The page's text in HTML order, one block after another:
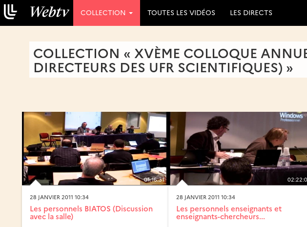
COLLECTION TOUTES LES VIDÉOS LES DIRECTS
COLLECTION « XVÈME COLLOQUE
DIRECTEURS DES UFR SCIENTIFIQUES) »
01:16:31
28 JANVIER 2011 10:34
Les personnels BIATOS (Discussion
avec la salle)
28 JANVIER 2011 10:34
Les personnels enseignants et
enseignants-chercheurs...